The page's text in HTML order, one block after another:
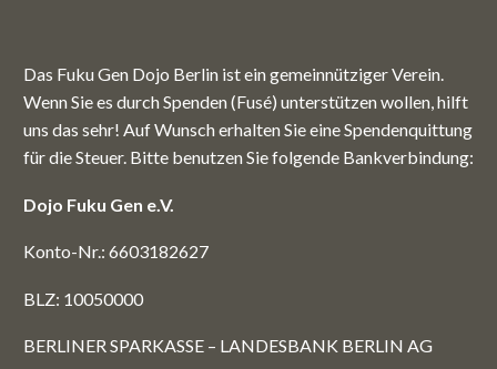
Das Fuku Gen Dojo Berlin ist ein gemeinnütziger Verein.
Wenn Sie es durch Spenden (Fusé) unterstützen wollen, hilft
uns das sehr! Auf Wunsch erhalten Sie eine Spendenquittung
für die Steuer. Bitte benutzen Sie folgende Bankverbindung:
Dojo Fuku Gen e.V.
Konto-Nr.: 6603182627
BLZ: 10050000
BERLINER SPARKASSE – LANDESBANK BERLIN AG